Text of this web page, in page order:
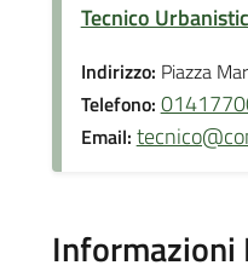
Tecnico
Indirizzo: Piazza
Telefono:
Email:
Informazioni